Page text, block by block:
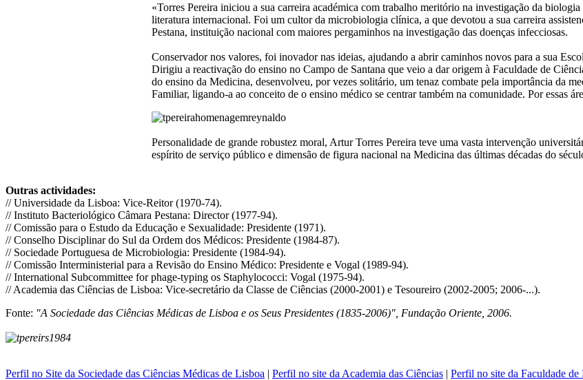
«Torres Pereira iniciou a sua carreira académica com trabalho meritório na investigação da
literatura internacional. Foi um cultor da microbiologia clínica, a que devotou a sua carreira
Pestana, instituição nacional com maiores pergaminhos na investigação das doenças infecciosas.
Conservador nos valores, foi inovador nas ideias, ajudando a abrir caminhos novos para a sua
Dirigiu a reactivação do ensino no Campo de Santana que veio a dar origem à Faculdade de
do ensino da Medicina, desenvolveu, por vezes solitário, um tenaz combate pela importância da
Familiar, ligando-a ao conceito de o ensino médico se centrar também na comunidade. Por essas
Personalidade de grande robustez moral, Artur Torres Pereira teve uma vasta intervenção
espírito de serviço público e dimensão de figura nacional na Medicina das últimas décadas do
Outras actividades:
// Universidade da Lisboa: Vice-Reitor (1970-74).
// Instituto Bacteriológico Câmara Pestana: Director (1977-94).
// Comissão para o Estudo da Educação e Sexualidade: Presidente (1971).
// Conselho Disciplinar do Sul da Ordem dos Médicos: Presidente (1984-87).
// Sociedade Portuguesa de Microbiologia: Presidente (1984-94).
// Comissão Interministerial para a Revisão do Ensino Médico: Presidente e Vogal (1989-94).
// International Subcommittee for phage-typing os Staphylococci: Vogal (1975-94).
// Academia das Ciências de Lisboa: Vice-secretário da Classe de Ciências (2000-2001) e Tesoureiro (2002-2005; 2006-...).
Fonte: "A Sociedade das Ciências Médicas de Lisboa e os Seus Presidentes (1835-2006)", Fundação Oriente, 2006.
Perfil no Site da Sociedade das Ciências Médicas de Lisboa | Perfil no site da Academia das Ciências | Perfil no site da Faculdade